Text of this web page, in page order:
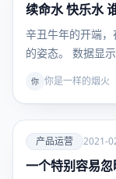
品牌运
营
续命水 快乐水
辛丑牛年的开端
的姿态。 数据显
你 你是一样的烟火
爱
产品运
产品运营 2021-
一个特别容易